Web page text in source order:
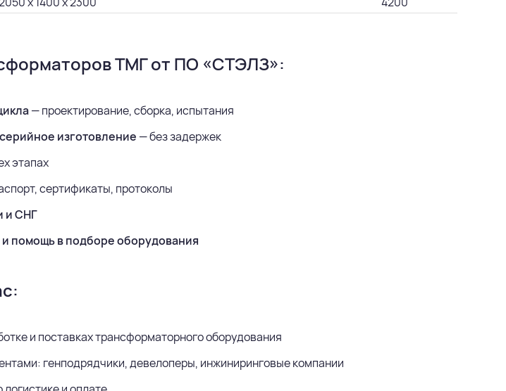
ТМГ от ПО «СТЭЛЗ»:
— проектирование, сборка, испытания
изготовление — без задержек
этапах
сертификаты, протоколы
и СНГ
помощь в подборе оборудования
и поставках трансформаторного оборудования
генподрядчики, девелоперы, инжиниринговые компании